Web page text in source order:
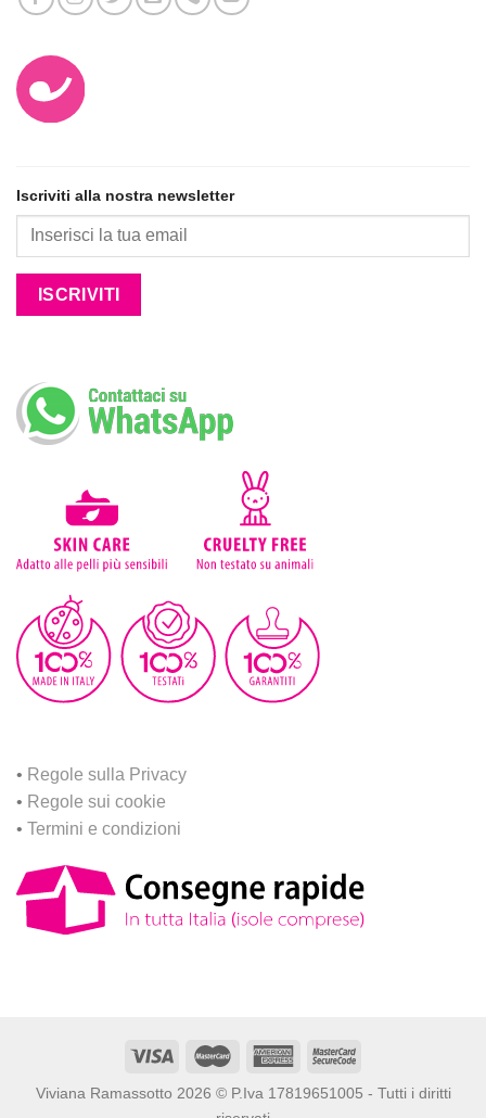
Iscriviti alla nostra newsletter
• Regole sulla Privacy
• Regole sui cookie
• Termini e condizioni
Viviana Ramassotto 2026 © P.Iva 17819651005 - Tutti i diritti